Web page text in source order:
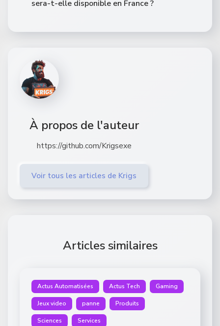
sera-t-elle disponible en France ?
À propos de l'auteur
https://github.com/Krigsexe
Voir tous les articles de Krigs
Articles similaires
Actus Automatisées Actus Tech Gaming
Jeux video panne Produits
Sciences Services